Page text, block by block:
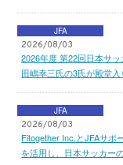
JFA
2026/08/03
2026年度 第22回日本サ
田嶋幸三氏の3氏が殿堂
JFA
2026/08/03
Fitogether Inc.とJFAサポ
を活用し、日本サッカー